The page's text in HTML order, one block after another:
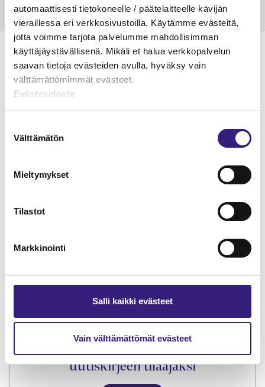
automaattisesti tietokoneelle / päätelaitteelle kävijän
vieraillessa eri verkkosivustoilla. Käytämme evästeitä,
jotta voimme tarjota palvelumme mahdollisimman
käyttäjäystävällisenä. Mikäli et halua verkkopalvelun
saavan tietoja evästeiden avulla, hyväksy vain
välttämättömimmät evästeet.
Evästeseloste
valinta
Välttämätön
Mieltymykset
Tilastot
Markkinointi
Salli kaikki evästeet
Vain välttämättömät evästeet
näytenumero
Liity Tilisanomien
uutiskirjeen tilaajaksi